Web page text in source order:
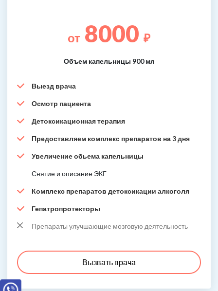
от 8000 ₽
Объем капельницы 900 мл
Выезд врача
Осмотр пациента
Детоксикационная терапия
Предоставляем комплекс препаратов на 3 дня
Увеличение обьема капельницы
Снятие и описание ЭКГ
Комплекс препаратов детоксикации алкоголя
Гепатропротекторы
Препараты улучшающие мозговую деятельность
Вызвать врача